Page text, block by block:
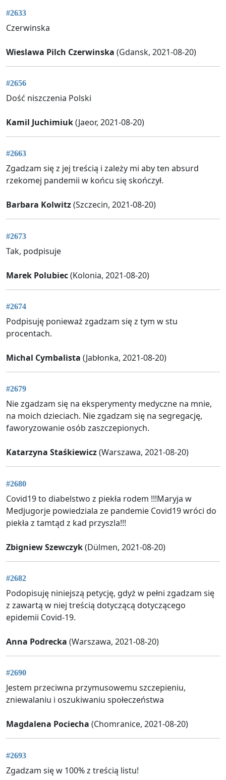
#2633
Czerwinska
Wieslawa Pilch Czerwinska (Gdansk, 2021-08-20)
#2656
Dość niszczenia Polski
Kamil Juchimiuk(Jaeor, 2021-08-20)
#2663
Zgadzam się z jej treścią i zależy mi aby ten absurd
rzekomej pandemii w końcu się skończył.
Barbara Kolwitz(Szczecin, 2021-08-20)
#2673
Tak, podpisuje
Marek Polubiec(Kolonia, 2021-08-20)
#2674
Podpisuję ponieważ zgadzam się z tym w stu
procentach.
Michal Cymbalista (Jabłonka, 2021-08-20)
#2679
Nie zgadzam się na eksperymenty medyczne na mnie,
na moich dzieciach. Nie zgadzam się na segregację,
faworyzowanie osób zaszczepionych.
Katarzyna Staśkiewicz(Warszawa, 2021-08-20)
#2680
Covid19 to diabelstwo z piekła rodem !!!Maryja w
Medjugorje powiedziala ze pandemie Covid19 wróci do
piekła z tamtąd z kad przyszla!!!
Zbigniew Szewczyk(Dülmen, 2021-08-20)
#2682
Podopisuję niniejszą petycję, gdyż w pełni zgadzam się
z zawartą w niej treścią dotyczącą dotyczącego
epidemii Covid-19.
Anna Podrecka (Warszawa, 2021-08-20)
#2690
Jestem przeciwna przymusowemu szczepieniu,
zniewalaniu i oszukiwaniu społeczeństwa
Magdalena Pociecha (Chomranice, 2021-08-20)
#2693
Zgadzam się w 100% z treścią listu!